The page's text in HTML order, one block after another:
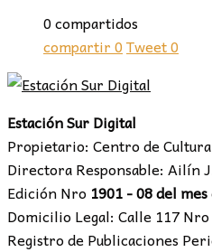
0 compartidos
compartir0Tweet0
Estación Sur Digital
Propietario: Centro de
Directora Responsable: Ailín
Edición Nro 1901 - 08 del
Domicilio Legal: Calle 117
Registro de Publicaciones